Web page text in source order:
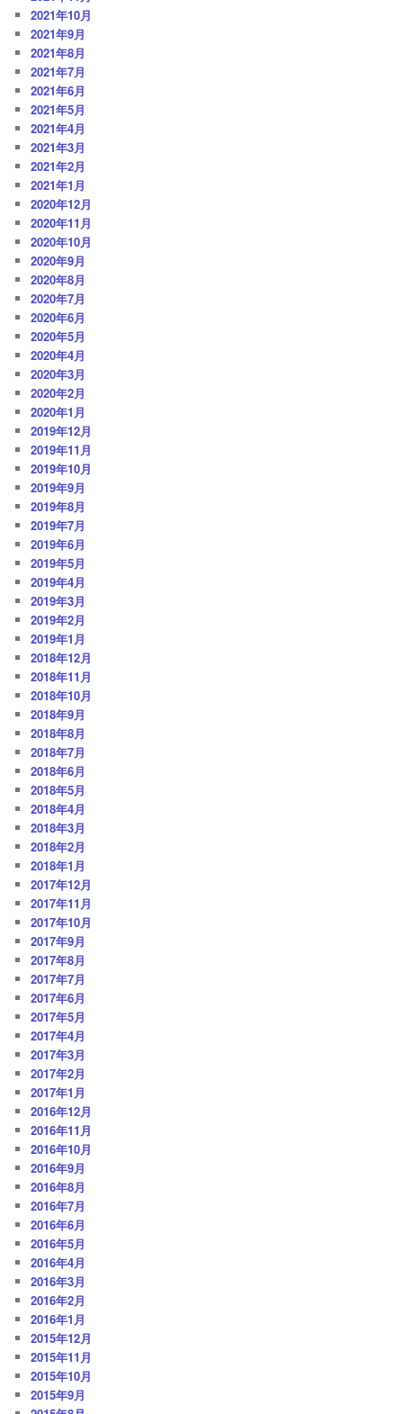
2021年10月
2021年9月
2021年8月
2021年7月
2021年6月
2021年5月
2021年4月
2021年3月
2021年2月
2021年1月
2020年12月
2020年11月
2020年10月
2020年9月
2020年8月
2020年7月
2020年6月
2020年5月
2020年4月
2020年3月
2020年2月
2020年1月
2019年12月
2019年11月
2019年10月
2019年9月
2019年8月
2019年7月
2019年6月
2019年5月
2019年4月
2019年3月
2019年2月
2019年1月
2018年12月
2018年11月
2018年10月
2018年9月
2018年8月
2018年7月
2018年6月
2018年5月
2018年4月
2018年3月
2018年2月
2018年1月
2017年12月
2017年11月
2017年10月
2017年9月
2017年8月
2017年7月
2017年6月
2017年5月
2017年4月
2017年3月
2017年2月
2017年1月
2016年12月
2016年11月
2016年10月
2016年9月
2016年8月
2016年7月
2016年6月
2016年5月
2016年4月
2016年3月
2016年2月
2016年1月
2015年12月
2015年11月
2015年10月
2015年9月